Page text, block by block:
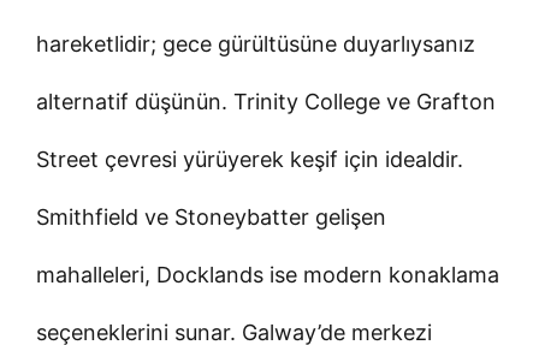
hareketlidir; gece gürültüsüne duyarlıysanız
alternatif düşünün. Trinity College ve Grafton
Street çevresi yürüyerek keşif için idealdir.
Smithfield ve Stoneybatter gelişen
mahalleleri, Docklands ise modern konaklama
seçeneklerini sunar. Galway’de merkezi